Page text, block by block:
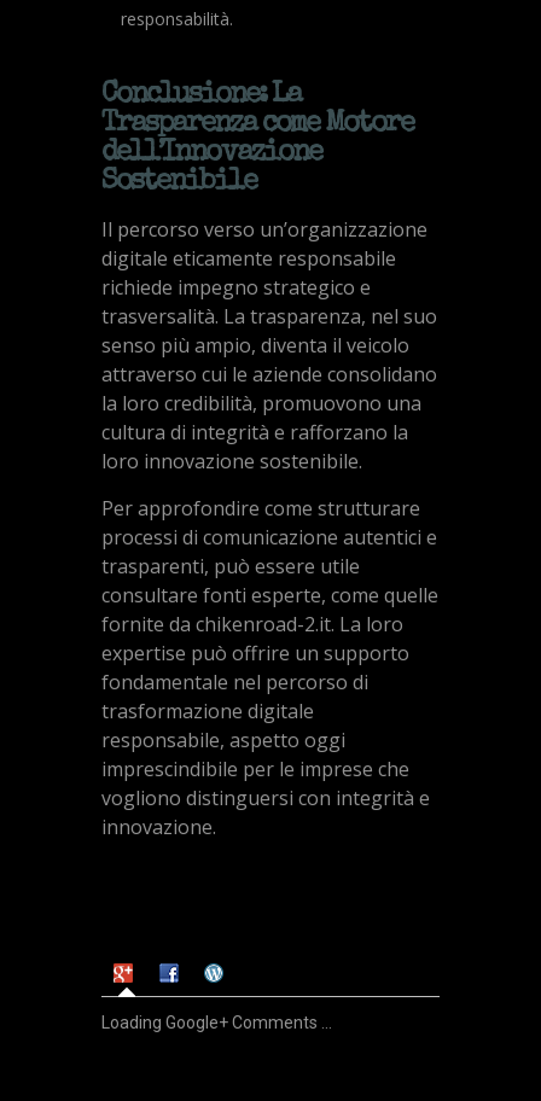
responsabilità.
Conclusione: La
Trasparenza come Motore
dell’Innovazione
Sostenibile
Il percorso verso un’organizzazione
digitale eticamente responsabile
richiede impegno strategico e
trasversalità. La trasparenza, nel suo
senso più ampio, diventa il veicolo
attraverso cui le aziende consolidano
la loro credibilità, promuovono una
cultura di integrità e rafforzano la
loro innovazione sostenibile.
Per approfondire come strutturare
processi di comunicazione autentici e
trasparenti, può essere utile
consultare fonti esperte, come quelle
fornite da chikenroad-2.it. La loro
expertise può offrire un supporto
fondamentale nel percorso di
trasformazione digitale
responsabile, aspetto oggi
imprescindibile per le imprese che
vogliono distinguersi con integrità e
innovazione.
Loading Google+ Comments ...